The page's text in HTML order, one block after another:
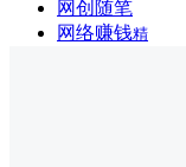
网创随笔
网络赚钱精